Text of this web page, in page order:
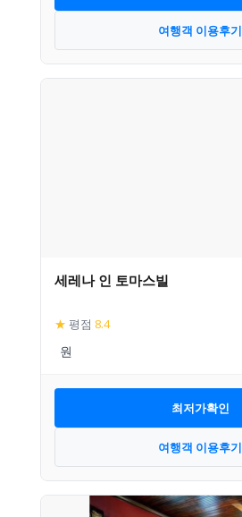
여행객 이용후기
세레나 인 토마스빌
★ 평점 8.4
최저가확인
여행객 이용후기